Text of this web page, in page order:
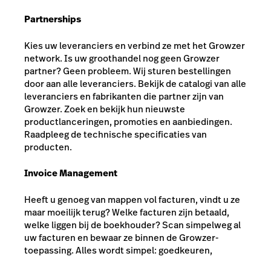
Partnerships
Kies uw leveranciers en verbind ze met het Growzer
network. Is uw groothandel nog geen Growzer
partner? Geen probleem. Wij sturen bestellingen
door aan alle leveranciers. Bekijk de catalogi van alle
leveranciers en fabrikanten die partner zijn van
Growzer. Zoek en bekijk hun nieuwste
productlanceringen, promoties en aanbiedingen.
Raadpleeg de technische specificaties van
producten.
Invoice Management
Heeft u genoeg van mappen vol facturen, vindt u ze
maar moeilijk terug? Welke facturen zijn betaald,
welke liggen bij de boekhouder? Scan simpelweg al
uw facturen en bewaar ze binnen de Growzer-
toepassing. Alles wordt simpel: goedkeuren,